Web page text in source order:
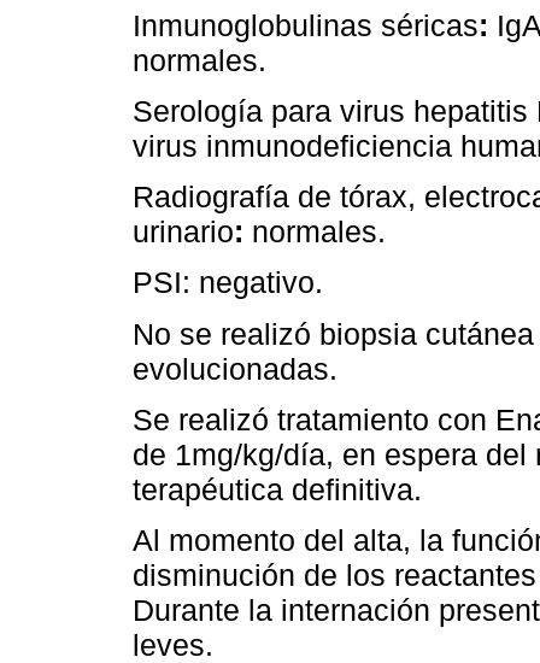
Inmunoglobulinas séricas:
normales.
Serología para virus
virus inmunodeficiencia
Radiografía de tórax,
urinario: normales.
PSI: negativo.
No se realizó biopsia
evolucionadas.
Se realizó tratamiento con
de 1mg/kg/día, en espera
terapéutica definitiva.
Al momento del alta, la
disminución de los
Durante la internación
leves.